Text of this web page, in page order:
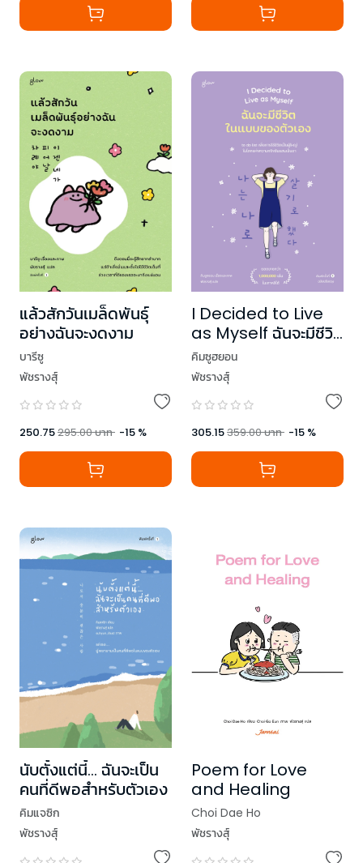
แล้วสักวันเมล็ดพันธุ์
อย่างฉันจะงดงาม
บารีซู
พัชรางสุ์
250.75295.00บาท -15 %
I Decided to Live
as Myself ฉันจะมีชีวิต
ในแบบของตัวเอง
คิมซูฮยอน
พัชรางสุ์
305.15359.00บาท -15 %
นับตั้งแต่นี้… ฉันจะเป็น
คนที่ดีพอสำหรับตัวเอง
คิมแจซิก
พัชรางสุ์
Poem for Love
and Healing
Choi Dae Ho
พัชรางสุ์